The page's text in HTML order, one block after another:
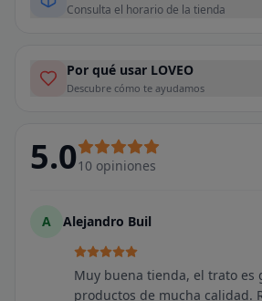
Consulta el horario de la tienda
Por qué usar LOVEO
Descubre cómo te ayudamos
5.010 opiniones
A Alejandro Buil
Muy buena tienda, el trato es
productos de mucha calidad.